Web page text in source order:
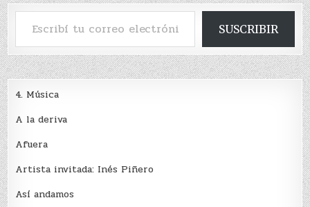
Escribí tu correo electrónico…
SUSCRIBIR
4. Música
A la deriva
Afuera
Artista invitada: Inés Piñero
Así andamos